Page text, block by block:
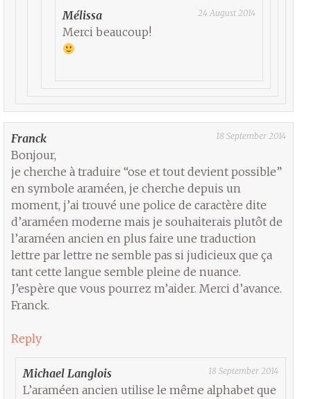
Mélissa 24 August 2014
Merci beaucoup!
Franck 18 September 2014
Bonjour,
je cherche à traduire “ose et tout devient possible”
en symbole araméen, je cherche depuis un
moment, j’ai trouvé une police de caractère dite
d’araméen moderne mais je souhaiterais plutôt de
l’araméen ancien en plus faire une traduction
lettre par lettre ne semble pas si judicieux que ça
tant cette langue semble pleine de nuance.
J’espère que vous pourrez m’aider. Merci d’avance.
Franck.
Reply
Michael Langlois 18 September 2014
L’araméen ancien utilise le même alphabet que